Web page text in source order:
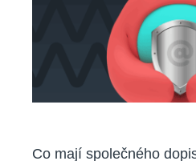
mailem?
Co mají společného